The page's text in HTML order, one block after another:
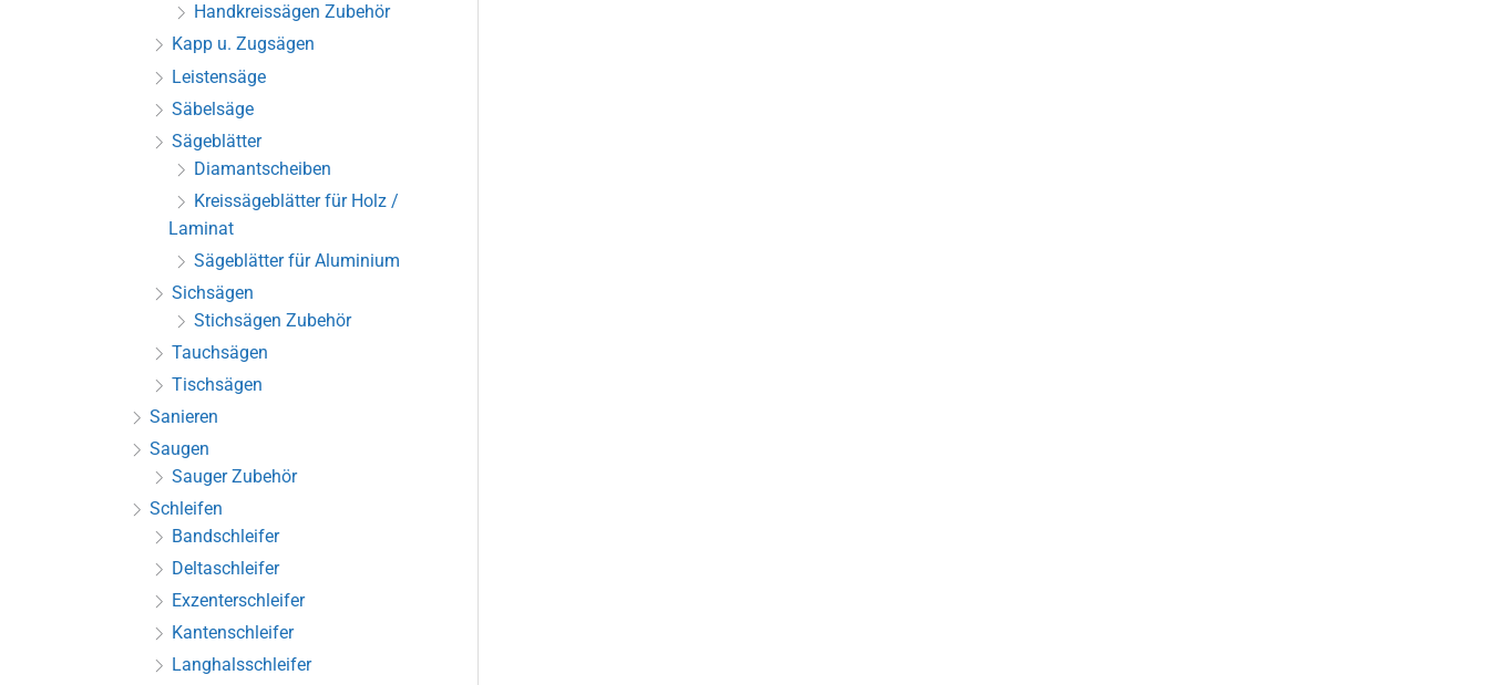
Handkreissägen Zubehör
Kapp u. Zugsägen
Leistensäge
Säbelsäge
Sägeblätter
Diamantscheiben
Kreissägeblätter für Holz /
Laminat
Sägeblätter für Aluminium
Sichsägen
Stichsägen Zubehör
Tauchsägen
Tischsägen
Sanieren
Saugen
Sauger Zubehör
Schleifen
Bandschleifer
Deltaschleifer
Exzenterschleifer
Kantenschleifer
Langhalsschleifer